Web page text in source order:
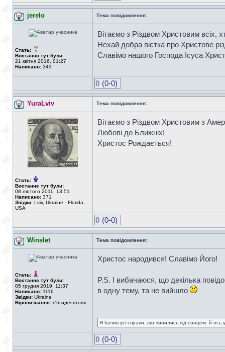
jerelo Тема повідомлення:
Стать:
Востаннє тут були:
21 квітня 2016, 01:27
Написано: 343
Вітаємо з Різдвом Христовим всіх,
Нехай добра вістка про Христове
Славімо нашого Господа Ісуса
0 (0-0)
YuraLviv Тема повідомлення:
Стать:
Востаннє тут були:
08 лютого 2011, 13:51
Написано: 371
Звідки: Lviv, Ukraine - Florida,
USA
Вітаємо з Різдвом Христовим з
Любові до Ближніх!
Христос Рождається!
0 (0-0)
Winslet Тема повідомлення:
Стать:
Востаннє тут були:
05 грудня 2019, 11:37
Написано: 1116
Звідки: Ukraine
Віровизнання: п'ятидесятник
Христос народився! Славімо Його!
P.S. І вибачаюся, що декілька
в одну тему, та не вийшло
Я бачив усі справи, що чинились під сонцем: й ось
0 (0-0)